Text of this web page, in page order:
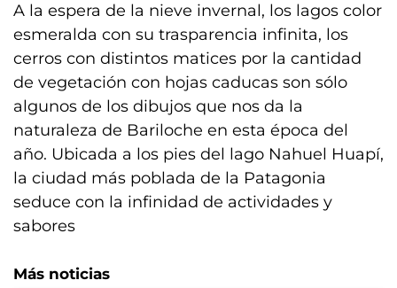
A la espera de la nieve invernal, los lagos color
esmeralda con su trasparencia infinita, los
cerros con distintos matices por la cantidad
de vegetación con hojas caducas son sólo
algunos de los dibujos que nos da la
naturaleza de Bariloche en esta época del
año. Ubicada a los pies del lago Nahuel Huapí,
la ciudad más poblada de la Patagonia
seduce con la infinidad de actividades y
sabores
Más noticias